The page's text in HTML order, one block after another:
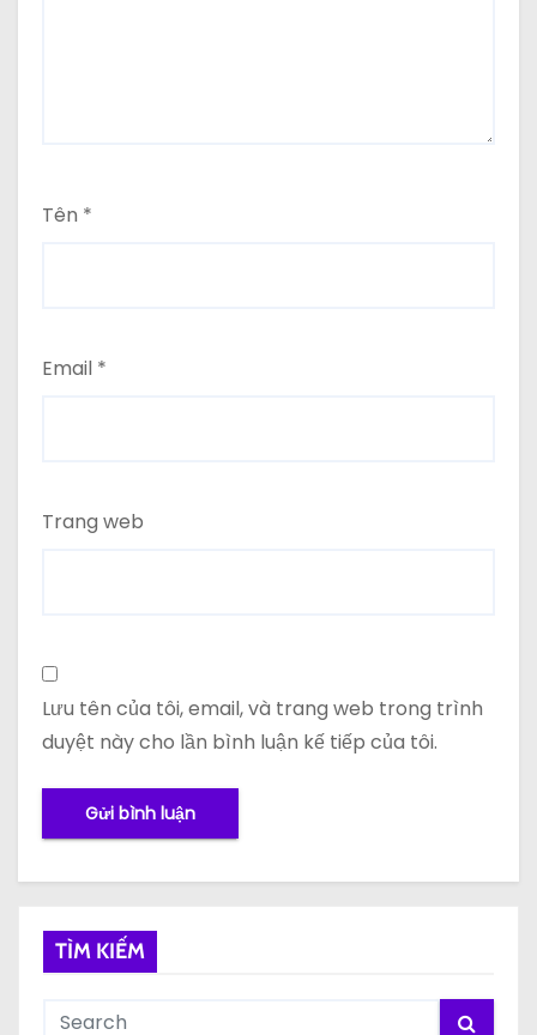
Tên *
Email *
Trang web
Lưu tên của tôi, email, và trang web trong trình
duyệt này cho lần bình luận kế tiếp của tôi.
TÌM KIẾM